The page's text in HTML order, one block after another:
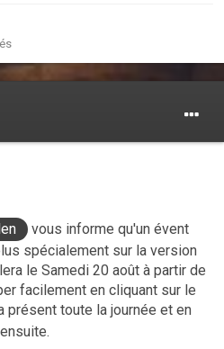
vous informe qu'un évent
spécialement sur la version
le Samedi 20 août à partir de
facilement en cliquant sur le
présent toute la journée et en